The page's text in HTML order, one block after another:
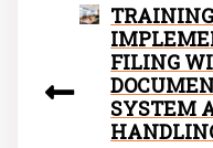
FILING
SYSTEM